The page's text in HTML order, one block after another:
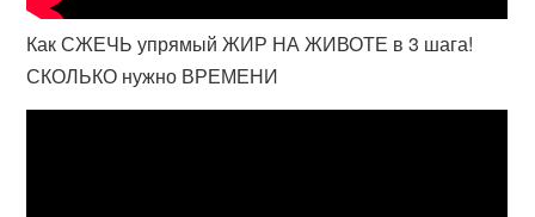
Как СЖЕЧЬ упрямый ЖИР НА ЖИВОТЕ в 3 шага!
СКОЛЬКО нужно ВРЕМЕНИ